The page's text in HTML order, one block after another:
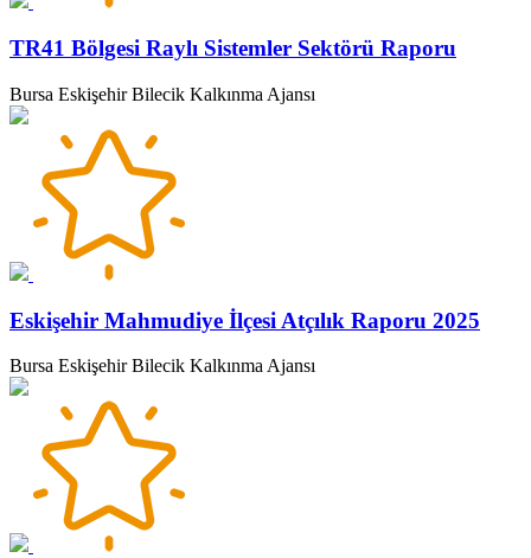
TR41 Bölgesi Raylı Sistemler Sektörü Raporu
Bursa Eskişehir Bilecik Kalkınma Ajansı
Eskişehir Mahmudiye İlçesi Atçılık Raporu 2025
Bursa Eskişehir Bilecik Kalkınma Ajansı